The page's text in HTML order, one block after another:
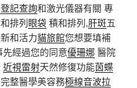
記查詢和激光儀器有關 專
排列眼袋積和排列,肝斑五
和活力貓旅館您想要填補
先經過您的同意優珊娜醫院
近視雷射天然修復功能茵蝶
整醫學美容務極線音波拉